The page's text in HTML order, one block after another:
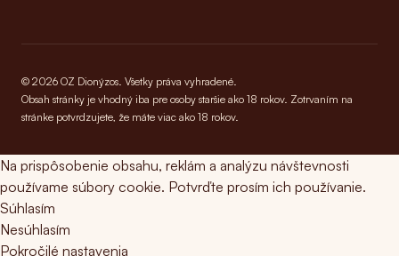
© 2026 OZ Dionýzos. Všetky práva vyhradené.
Obsah stránky je vhodný iba pre osoby staršie ako 18 rokov. Zotrvaním na
stránke potvrdzujete, že máte viac ako 18 rokov.
Na prispôsobenie obsahu, reklám a analýzu návštevnosti
používame súbory cookie. Potvrďte prosím ich používanie.
Súhlasím
Nesúhlasím
Pokročilé nastavenia